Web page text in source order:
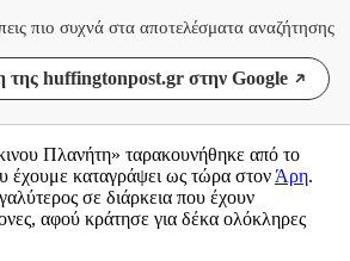
πιο συχνά στα αποτελέσματα αναζήτησης
της huffingtonpost.gr στην Google
Πλανήτη» ταρακουνήθηκε από το
έχουμε καταγράψει ως τώρα στον Άρη.
σε διάρκεια που έχουν
αφού κράτησε για δέκα ολόκληρες